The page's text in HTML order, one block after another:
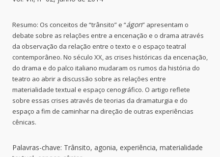
Resumo: Os conceitos de “trânsito” e “ágon” apresentam o
debate sobre as relações entre a encenação e o drama através
da observação da relação entre o texto e o espaço teatral
contemporâneo. No século XX, as crises históricas da encenação,
do drama e do palco italiano mudaram os rumos da história do
teatro ao abrir a discussão sobre as relações entre
materialidade textual e espaço cenográfico. O artigo reflete
sobre essas crises através de teorias da dramaturgia e do
espaço a fim de caminhar na direção de outras experiências
cênicas.
Palavras-chave: Trânsito, agonia, experiência, materialidade